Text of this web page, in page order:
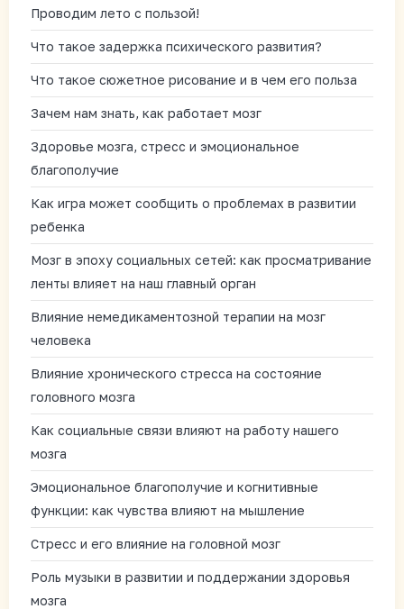
Проводим лето с пользой!
Что такое задержка психического развития?
Что такое сюжетное рисование и в чем его польза
Зачем нам знать, как работает мозг
Здоровье мозга, стресс и эмоциональное
благополучие
Как игра может сообщить о проблемах в развитии
ребенка
Мозг в эпоху социальных сетей: как просматривание
ленты влияет на наш главный орган
Влияние немедикаментозной терапии на мозг
человека
Влияние хронического стресса на состояние
головного мозга
Как социальные связи влияют на работу нашего
мозга
Эмоциональное благополучие и когнитивные
функции: как чувства влияют на мышление
Стресс и его влияние на головной мозг
Роль музыки в развитии и поддержании здоровья
мозга